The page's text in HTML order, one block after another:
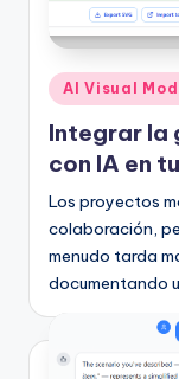
t
s
Publicado
en
AI Visual
Integrar la
con IA en
Los proyectos
colaboración,
menudo tarda
documentando